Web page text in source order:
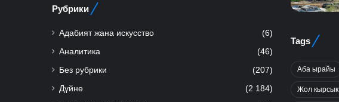
Рубрики
Адабият жана искусство (6)
Аналитика (46)
Без рубрики (207)
Дүйнө (2 184)
Tags
Аба ырайы
Жол кырсык